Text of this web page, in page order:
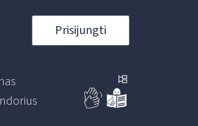
Prisijungti